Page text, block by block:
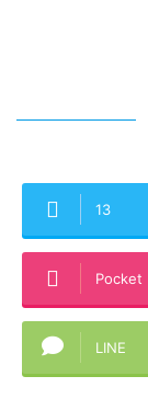
13
Pocket
LINE